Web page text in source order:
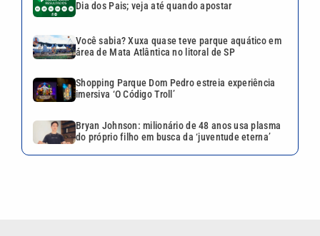
VEJA TAMBÉM
Uefa diz que perdeu confiança
em presidente da Fifa e
mantém ameaça de boicote à